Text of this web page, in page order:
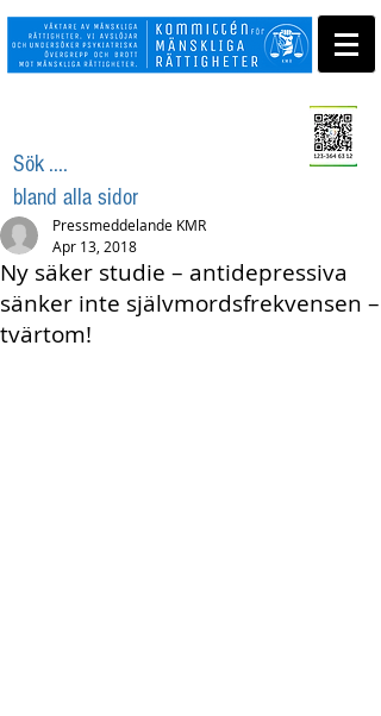
Sök ....
bland alla sidor
Ny säker studie – antidepressiva
sänker inte självmordsfrekvensen –
tvärtom!
Pressmeddelande KMR
Apr 13, 2018